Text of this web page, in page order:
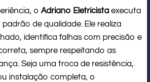
o Adriano Eletricista executa
de qualidade. Ele realiza
identifica falhas com precisão e
sempre respeitando as
Seja uma troca de resistência,
instalação completa, o